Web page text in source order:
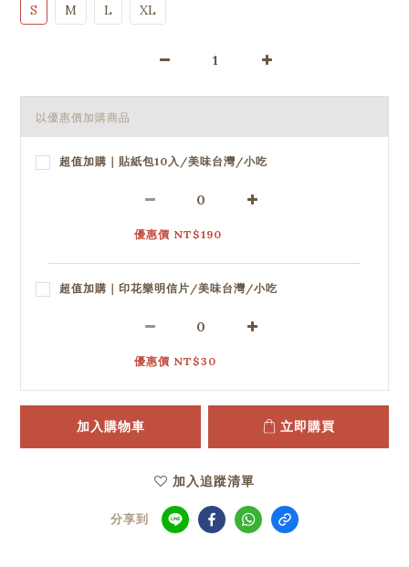
S M L XL
以優惠價加購商品
超值加購｜貼紙包10入/美味台灣/小吃
優惠價 NT$190
超值加購｜印花樂明信片/美味台灣/小吃
優惠價 NT$30
加入購物車 立即購買
加入追蹤清單
分享到